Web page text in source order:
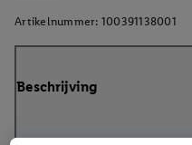
Artikelnummer: 100391138001
Beschrijving